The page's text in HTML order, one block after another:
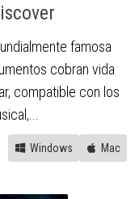
famosa
cobran vida
compatible con los
Windows Mac